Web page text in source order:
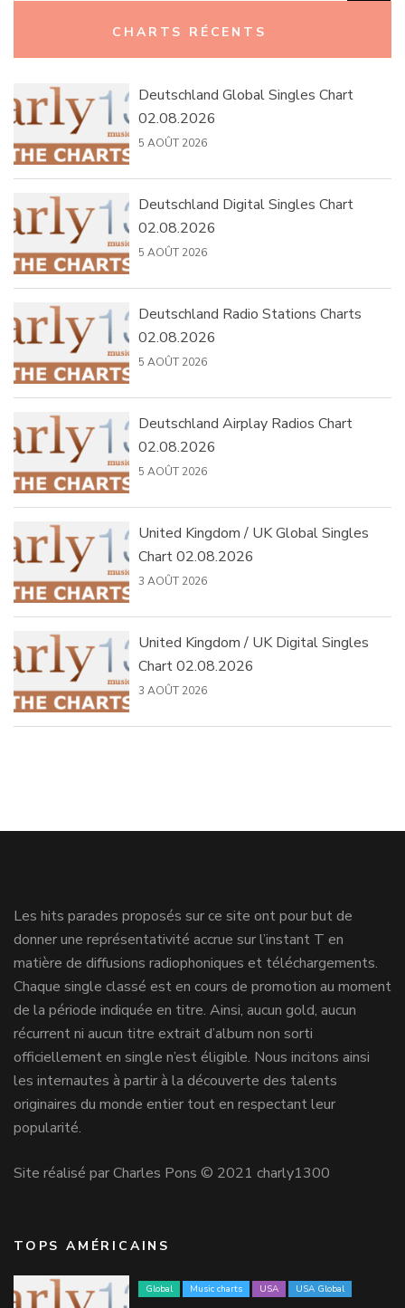
CHARTS RÉCENTS
Deutschland Global Singles Chart
02.08.2026
5 AOÛT 2026
Deutschland Digital Singles Chart
02.08.2026
5 AOÛT 2026
Deutschland Radio Stations Charts
02.08.2026
5 AOÛT 2026
Deutschland Airplay Radios Chart
02.08.2026
5 AOÛT 2026
United Kingdom / UK Global Singles
Chart 02.08.2026
3 AOÛT 2026
United Kingdom / UK Digital Singles
Chart 02.08.2026
3 AOÛT 2026
Les hits parades proposés sur ce site ont pour but de
donner une représentativité accrue sur l’instant T en
matière de diffusions radiophoniques et téléchargements.
Chaque single classé est en cours de promotion au moment
de la période indiquée en titre. Ainsi, aucun gold, aucun
récurrent ni aucun titre extrait d’album non sorti
officiellement en single n’est éligible. Nous incitons ainsi
les internautes à partir à la découverte des talents
originaires du monde entier tout en respectant leur
popularité.
Site réalisé par Charles Pons © 2021 charly1300
TOPS AMÉRICAINS
Global Music charts USA USA Global